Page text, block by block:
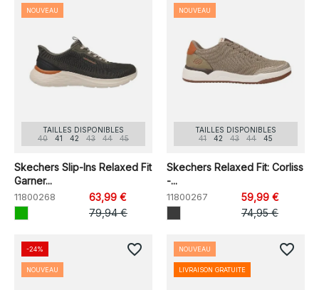
TAILLES DISPONIBLES
40
41 42 43 44 45
Skechers Slip-Ins Relaxed Fit
Garner...
11800268
63,99 €
79,94 €
NOUVEAU
TAILLES DISPONIBLES
41
42 43 44 45
Skechers Relaxed Fit: Corliss
-...
11800267
59,99 €
74,95 €
NOUVEAU
-24%
NOUVEAU
favorite_border NOUVEAU
LIVRAISON GRATUITE
favorite_border